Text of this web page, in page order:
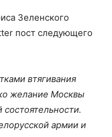
Зеленского
пост следующего
втягивания
желание Москвы
армии и